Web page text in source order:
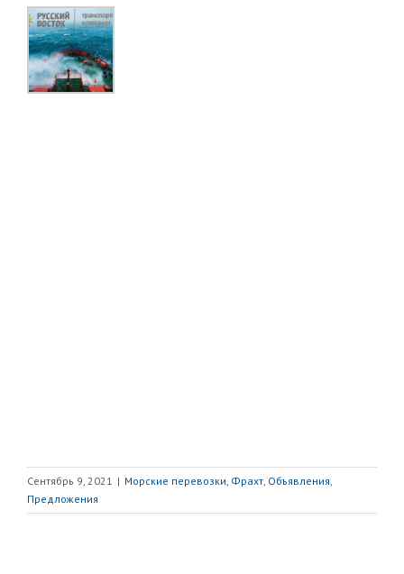
Сентябрь 9, 2021 | Морские перевозки, Фрахт, Объявления,
Предложения